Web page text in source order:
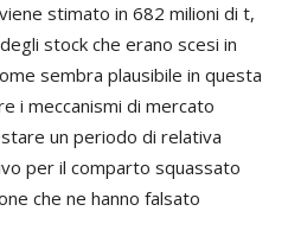
stimato in 682 milioni di t,
stock che erano scesi in
sembra plausibile in questa
i meccanismi di mercato
un periodo di relativa
per il comparto squassato
che ne hanno falsato